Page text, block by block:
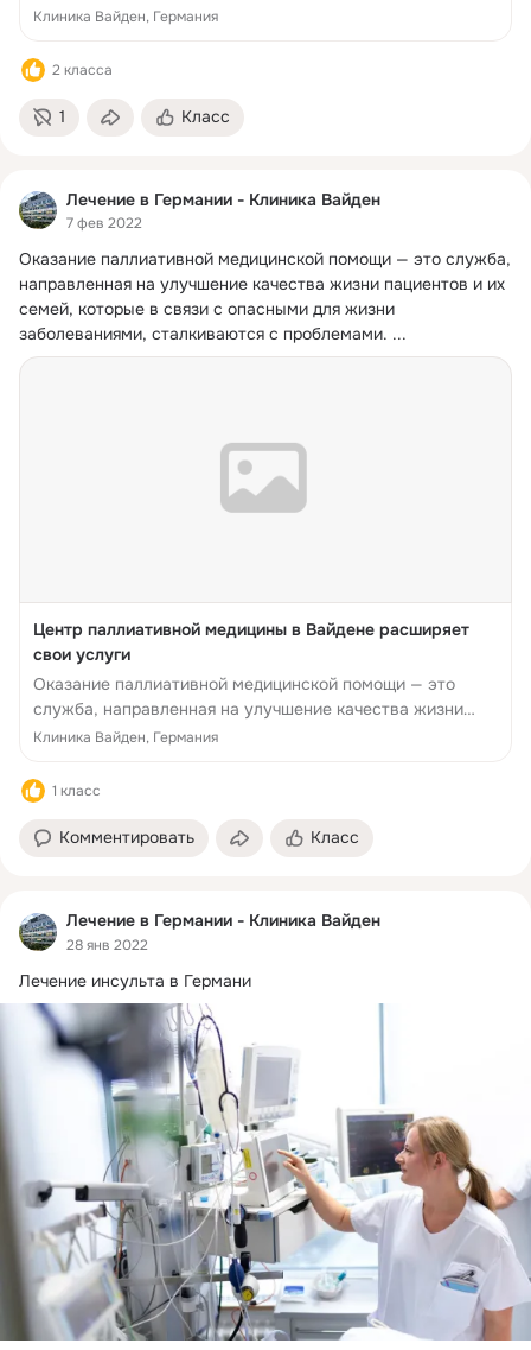
в Топ-3 Германии Десять лет назад в Германи...
Клиника Вайден, Германия
2 класса
1 Класс
Лечение в Германии - Клиника Вайден
7 фев 2022
Оказание паллиативной медицинской помощи — это служба,
направленная на улучшение качества жизни пациентов и их
семей, которые в связи с опасными для жизни
заболеваниями, сталкиваются с проблемами. ...
Центр паллиативной медицины в Вайдене расширяет
свои услуги
Оказание паллиативной медицинской помощи — это
служба, направленная на улучшение качества жизни
пациентов и их семей, которые в связи с опасными для
Клиника Вайден, Германия
1 класс
Комментировать Класс
Лечение в Германии - Клиника Вайден
28 янв 2022
Лечение инсульта в Германи